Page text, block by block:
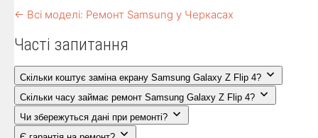
← Всі моделі: Ремонт Samsung у Черкасах
Часті запитання
Скільки коштує заміна екрану Samsung Galaxy Z Flip 4?
Скільки часу займає ремонт Samsung Galaxy Z Flip 4?
Чи збережуться дані при ремонті?